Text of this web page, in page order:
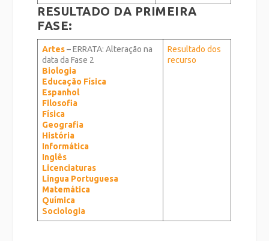
RESULTADO DA PRIMEIRA
FASE:
Artes– ERRATA: Alteração na
data da Fase 2
Biologia
Educação Física
Espanhol
Filosofia
Física
Geografia
História
Informática
Inglês
Licenciaturas
Lingua Portuguesa
Matemática
Química
Sociologia
Resultado dos
recurso